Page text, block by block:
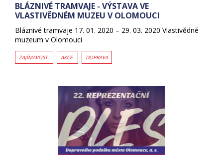
BLÁZNIVÉ TRAMVAJE - VÝSTAVA VE
VLASTIVĚDNÉM MUZEU V OLOMOUCI
Bláznivé tramvaje 17. 01. 2020 – 29. 03. 2020 Vlastivědné
muzeum v Olomouci
ZAJÍMAVOST AKCE DOPRAVA